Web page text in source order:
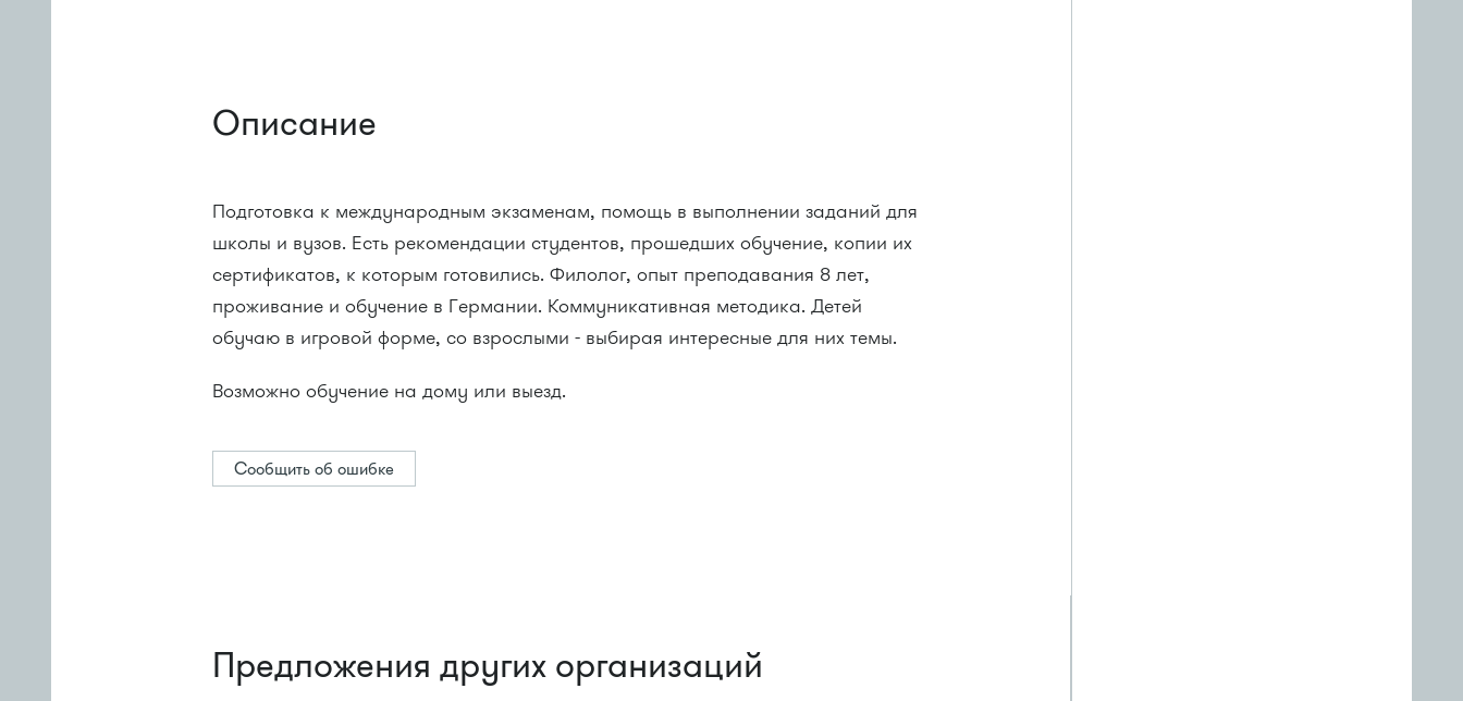
Описание
Подготовка к международным экзаменам, помощь в выполнении заданий для
школы и вузов. Есть рекомендации студентов, прошедших обучение, копии их
сертификатов, к которым готовились. Филолог, опыт преподавания 8 лет,
проживание и обучение в Германии. Коммуникативная методика. Детей
обучаю в игровой форме, со взрослыми - выбирая интересные для них темы.
Возможно обучение на дому или выезд.
Сообщить об ошибке
Предложения других организаций